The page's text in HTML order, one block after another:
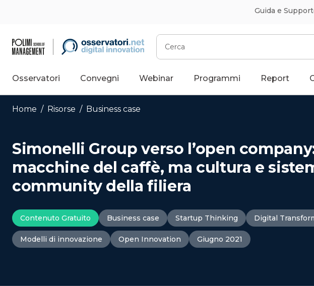
Guida e
Cerca
Osservatori Convegni Webinar Programmi Report
Home / Risorse / Business case
Simonelli Group verso l’open
macchine del caffè, ma cultura e
community della filiera
Contenuto Gratuito Business case Startup Thinking Digital
Modelli di innovazione Open Innovation Giugno 2021